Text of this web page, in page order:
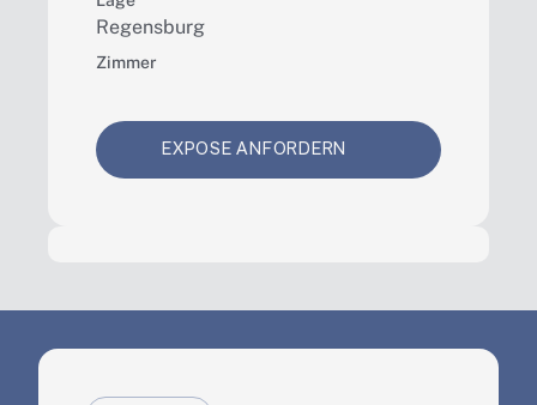
Regensburg
Zimmer
EXPOSE ANFORDERN